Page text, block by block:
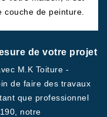
couche de peinture.
de votre projet
M.K Toiture -
de faire des travaux
que professionnel
notre